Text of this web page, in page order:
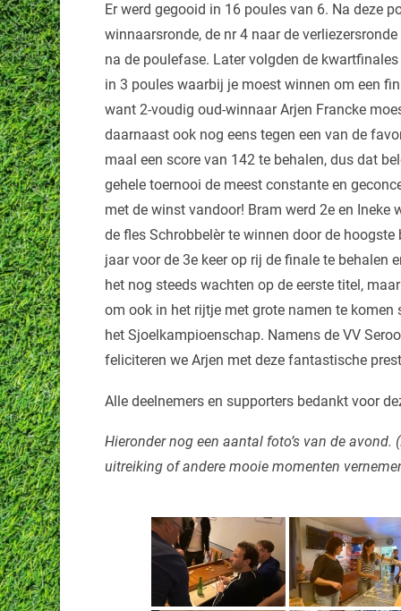
Er werd gegooid in 16 poules van 6. Na deze
winnaarsronde, de nr 4 naar de
na de poulefase. Later volgden de
in 3 poules waarbij je moest winnen om een
want 2-voudig oud-winnaar Arjen Francke
daarnaast ook nog eens tegen een van de
maal een score van 142 te behalen, dus dat
gehele toernooi de meest constante en
met de winst vandoor! Bram werd 2e en
de fles Schrobbelèr te winnen door de
jaar voor de 3e keer op rij de finale te behalen
het nog steeds wachten op de eerste titel,
om ook in het rijtje met grote namen te
het Sjoelkampioenschap. Namens de VV
feliciteren we Arjen met deze fantastische
Alle deelnemers en supporters bedankt voor
Hieronder nog een aantal foto’s van de
uitreiking of andere mooie momenten